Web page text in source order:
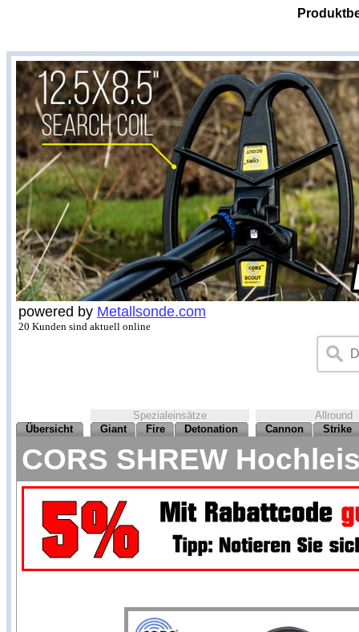
powered by Metallsonde.com
20 Kunden sind aktuell online
Spezialeinsätze
Allround
Übersicht
Giant Fire Detonation Cannon Strike
CORS SHREW